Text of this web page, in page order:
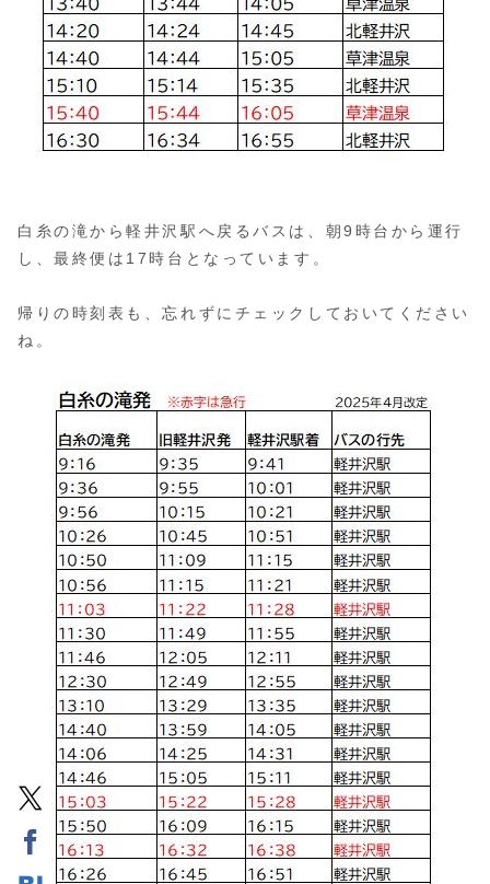
白糸の滝から軽井沢駅へ戻るバスは、朝9時台から運行
し、最終便は17時台となっています。
帰りの時刻表も、忘れずにチェックしておいてください
ね。